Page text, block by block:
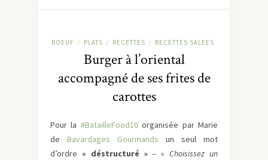
BOEUF / PLATS / RECETTES / RECETTES SALEES
Burger à l’oriental
accompagné de ses frites de
carottes
Pour la #BatailleFood10organisée par Marie
de Bavardages Gourmands un seul mot
d’ordre « déstructuré »–« Choisissez un